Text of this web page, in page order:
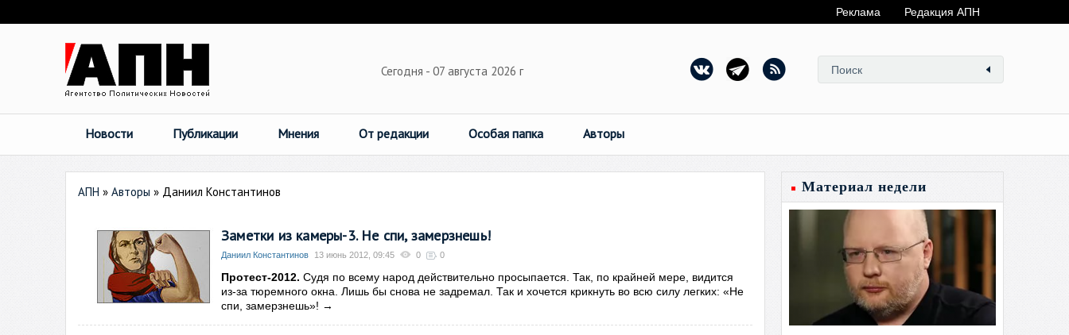
Реклама Редакция АПН
Сегодня - 07 августа 2026 г
Новости Публикации Мнения От редакции Особая папка Авторы
АПН » Авторы » Даниил Константинов
Заметки из камеры-3. Не спи, замерзнешь!
Даниил Константинов 13 июнь 2012, 09:45 0 0
Протест-2012. Судя по всему народ действительно просыпается. Так, по крайней мере, видится
из-за тюремного окна. Лишь бы снова не задремал. Так и хочется крикнуть во всю силу легких: «Не
спи, замерзнешь»! →
Материал недели